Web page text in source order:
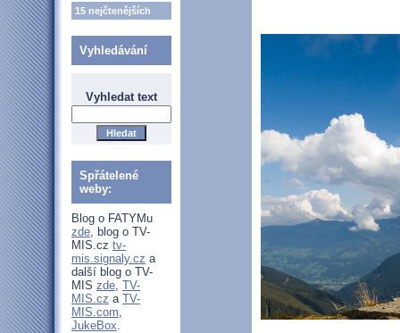
15 nejčtenějších
Vyhledávání
Vyhledat text
Spřátelené
weby:
Blog o FATYMu
zde, blog o TV-
MIS.cz tv-
mis.signaly.cz a
další blog o TV-
MIS zde, TV-
MIS.cz a TV-
MIS.com,
JukeBox.